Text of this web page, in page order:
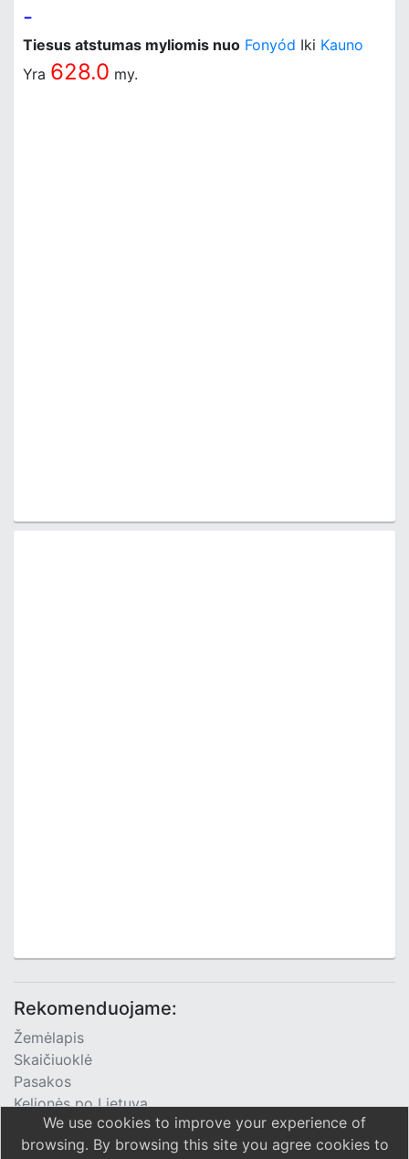
-
Tiesus atstumas myliomis nuo Fonyód Iki Kauno
Yra 628.0 my.
Rekomenduojame:
Žemėlapis
Skaičiuoklė
Pasakos
Kelionės po Lietuvą
TV Programa
We use cookies to improve your experience of
browsing. By browsing this site you agree cookies to